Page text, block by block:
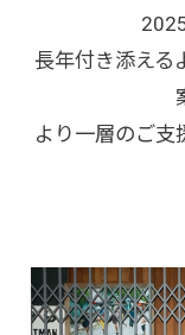
長年付き添える
より一層のご支